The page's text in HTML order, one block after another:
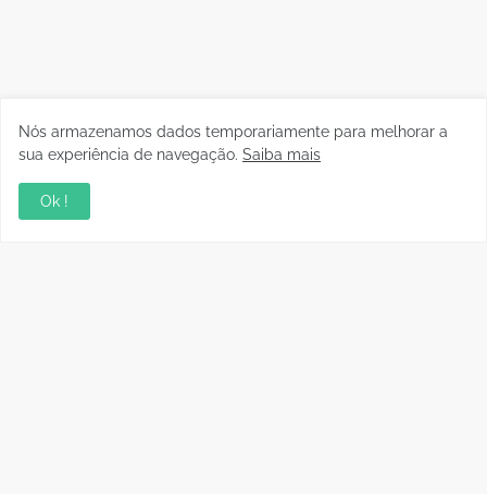
Nós armazenamos dados temporariamente para melhorar a
sua experiência de navegação. Saiba mais
Ok !